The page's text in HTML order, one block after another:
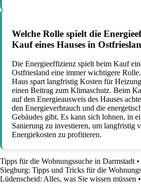
Welche Rolle spielt die
Kauf eines Hauses in
Die Energieeffizienz spielt beim Kauf
Ostfriesland eine immer wichtigere
Haus spart langfristig Kosten für
einen Beitrag zum Klimaschutz. Beim
auf den Energieausweis des Hauses
den Energieverbrauch und die
Gebäudes gibt. Es kann sich lohnen, in
Sanierung zu investieren, um langfristig
Energiekosten zu profitieren.
Tipps für die Wohnungssuche in Darmstadt •
Siegburg: Tipps und Tricks für die
Lüdenscheid: Alles, was Sie wissen müssen •